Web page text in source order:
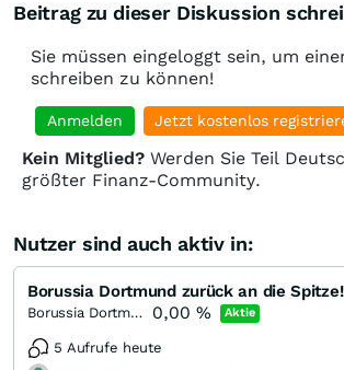
Beitrag zu dieser Diskussion
Sie müssen eingeloggt sein, um
schreiben zu können!
Anmelden Jetzt kostenlos
Kein Mitglied? Werden Sie Teil
größter Finanz-Community.
Nutzer sind auch aktiv in:
Borussia Dortmund zurück an die Spitze!
Borussia Dortmund 0,00 % Aktie
5 Aufrufe heute